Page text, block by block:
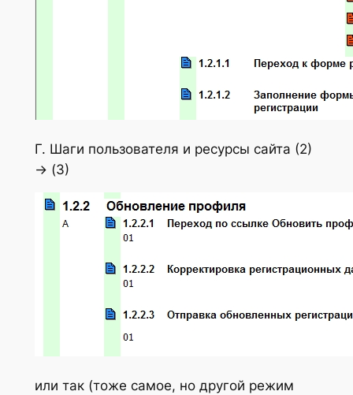
Г. Шаги пользователя и ресурсы сайта (2)
-> (3)
или так (тоже самое, но другой режим